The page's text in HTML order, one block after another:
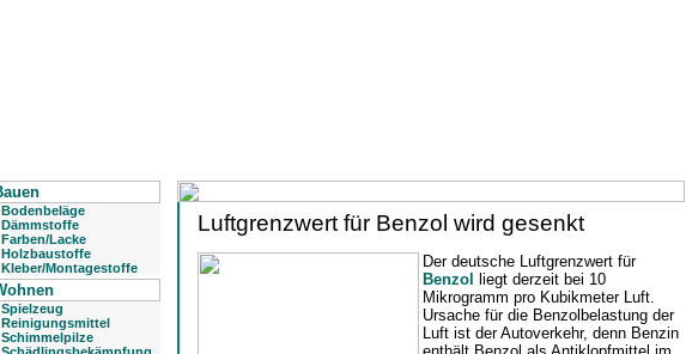
Bodenbeläge
Dämmstoffe
Farben/Lacke
Holzbaustoffe
Kleber/Montagestoffe
Spielzeug
Reinigungsmittel
Schimmelpilze
Luftgrenzwert für Benzol wird gesenkt
Der deutsche Luftgrenzwert für
Benzol
liegt derzeit bei 10
Mikrogramm pro Kubikmeter Luft.
Ursache für die Benzolbelastung der
Luft ist der Autoverkehr, denn Benzin